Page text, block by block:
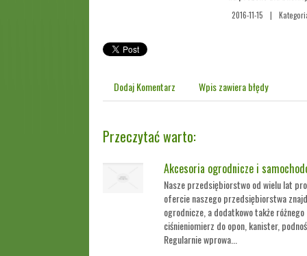
2016-11-15 |
Dodaj Komentarz Wpis zawiera błędy
Przeczytać warto:
Akcesoria ogrodnicze i
Nasze przedsiębiorstwo od wielu lat
ofercie naszego przedsiębiorstwa
ogrodnicze, a dodatkowo także
ciśnieniomierz do opon, kanister,
Regularnie wprowa...